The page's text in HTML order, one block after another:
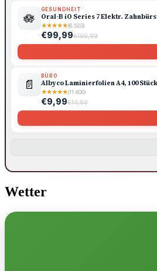
🪷
GESUNDHEIT
Oral-B iO Series 7 Elektr.
★★★★★(6.520)
€99,99€199,99
📄
BÜRO
Albyco Laminierfolien A4, 100 Stück
★★★★★(11.800)
€9,99€14,99
Wetter